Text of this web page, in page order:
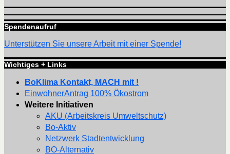
Spendenaufruf
Unterstützen Sie unsere Arbeit mit einer Spende!
Wichtiges + Links
BoKlima Kontakt, MACH mit !
EinwohnerAntrag 100% Ökostrom
Weitere Initiativen
AKU (Arbeitskreis Umweltschutz)
Bo-Aktiv
Netzwerk Stadtentwicklung
BO-Alternativ